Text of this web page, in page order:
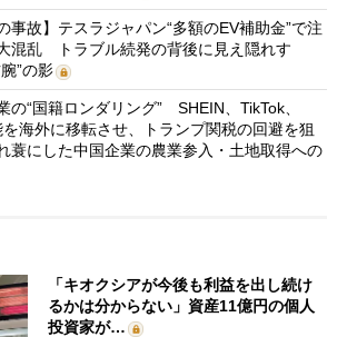
事故】テスラジャパン“多額のEV補助金”で注
混乱 トラブル続発の背後に見え隠れす
”の影
の“国籍ロンダリング” SHEIN、TikTok、
海外に移転させ、トランプ関税の回避を狙
にした中国企業の農業参入・土地取得への
「キオクシアが今後も利益を出し続け
るかは分からない」資産11億円の個人
投資家が…